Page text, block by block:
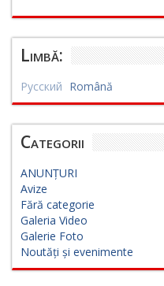
Limbă:
Русский Română
Categorii
ANUNȚURI
Avize
Fără categorie
Galeria Video
Galerie Foto
Noutăți și evenimente